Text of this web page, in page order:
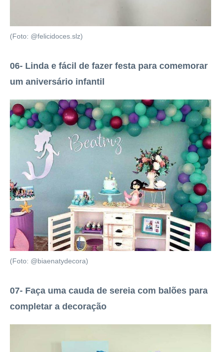
(Foto: @felicidoces.slz)
06- Linda e fácil de fazer festa para comemorar
um aniversário infantil
(Foto: @biaenatydecora)
07- Faça uma cauda de sereia com balões para
completar a decoração